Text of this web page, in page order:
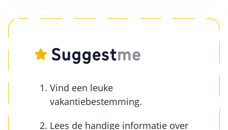
Vind een leuke
vakantiebestemming.
Lees de handige informatie over